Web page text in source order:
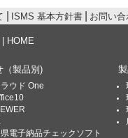
ISMS 基本方針書 お問い合
HOME
（製品別)
ウド One
電子納品チェックソフト